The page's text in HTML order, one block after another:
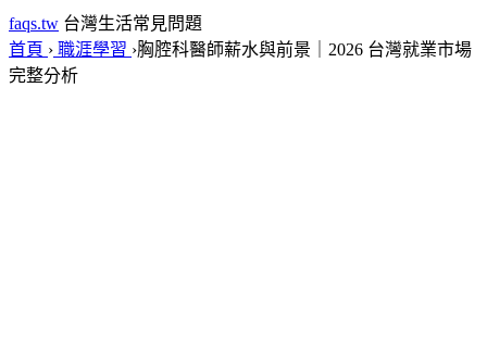
faqs.tw 台灣生活常見問題
首頁 › 職涯學習 ›胸腔科醫師薪水與前景｜2026 台灣就業市場
完整分析